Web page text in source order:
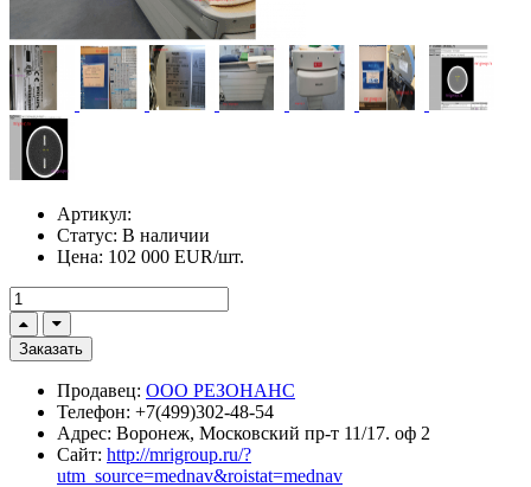
Артикул:
Статус: В наличии
Цена: 102 000 EUR/шт.
Заказать
Продавец: ООО РЕЗОНАНС
Телефон: +7(499)302-48-54
Адрес: Воронеж, Московский пр-т 11/17. оф 2
Сайт: http://mrigroup.ru/?
utm_source=mednav&roistat=mednav